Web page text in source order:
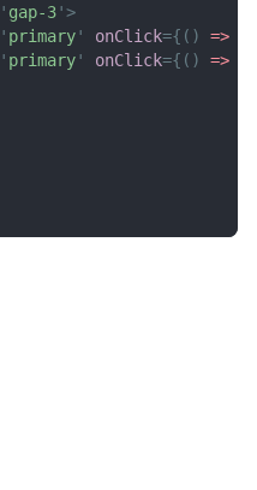
' gap-3'>
' primary' onClick={ ( ) =>
' primary' onClick={ ( ) =>